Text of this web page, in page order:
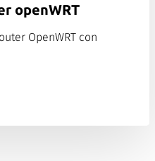
openWRT
OpenWRT con